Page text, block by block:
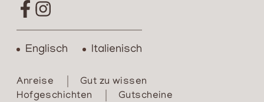
Englisch Italienisch
Anreise
Gut zu wissen
Hofgeschichten
Gutscheine